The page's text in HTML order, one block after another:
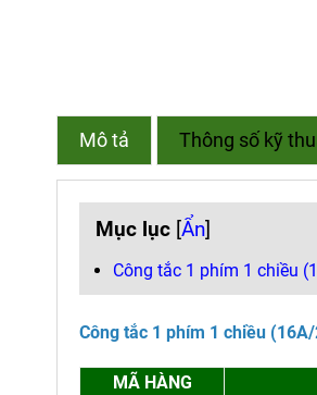
Mô tả Thông số kỹ
Mục lục [Ẩn]
Công tắc 1 phím 1 chiều
Công tắc 1 phím 1 chiều
MÃ HÀNG